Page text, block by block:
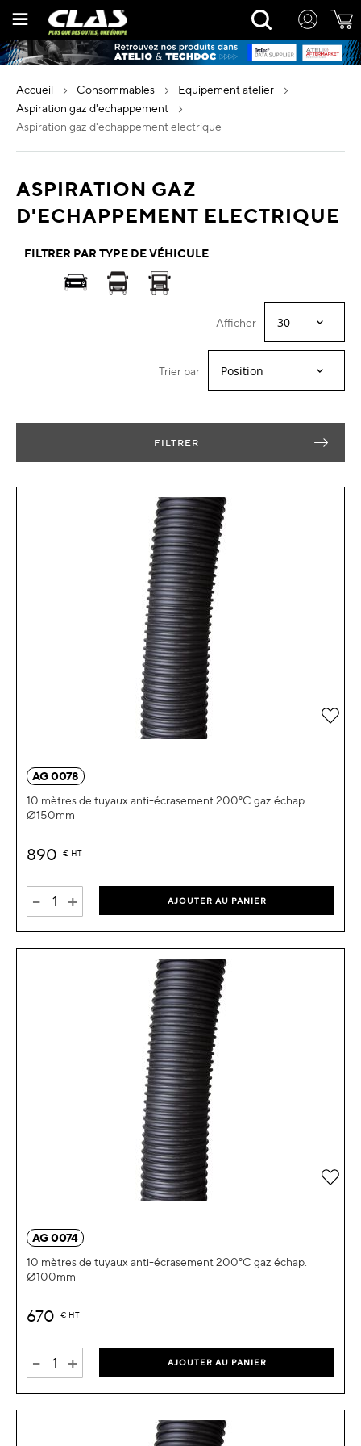
contenu
Rechercher
accueil consommables
equipement atelier
aspiration gaz d'echappement
aspiration gaz d'echappement electrique
ASPIRATION GAZ
D'ECHAPPEMENT ELECTRIQUE
FILTRER PAR TYPE DE VÉHICULE
Afficher
Trier par
FILTRER
AG 0078
10 mètres de tuyaux anti-écrasement 200°C gaz échap.
Ø150mm
890 € HT
- + AJOUTER AU PANIER
AG 0074
10 mètres de tuyaux anti-écrasement 200°C gaz échap.
Ø100mm
670 € HT
- + AJOUTER AU PANIER